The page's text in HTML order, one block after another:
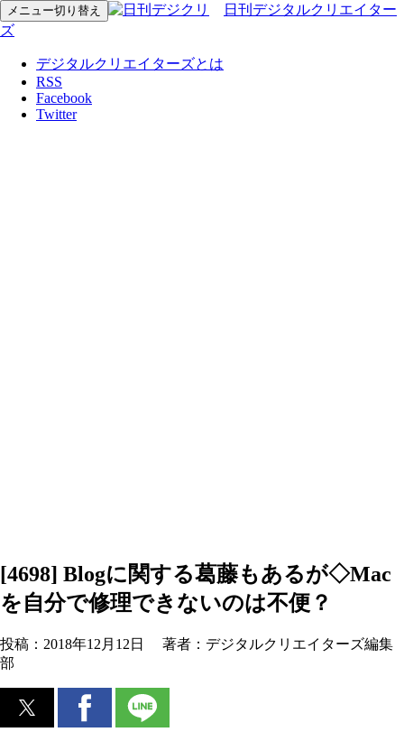
メニュー切り替え
日刊デジタルクリエイター
ズ
デジタルクリエイターズとは
RSS
Facebook
Twitter
[4698] Blogに関する葛藤もあるが◇Mac
を自分で修理できないのは不便？
投稿： 2018年12月12日 著者： デジタルクリエイターズ編集
部